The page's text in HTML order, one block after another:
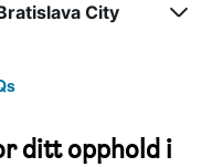
City
ditt opphold i